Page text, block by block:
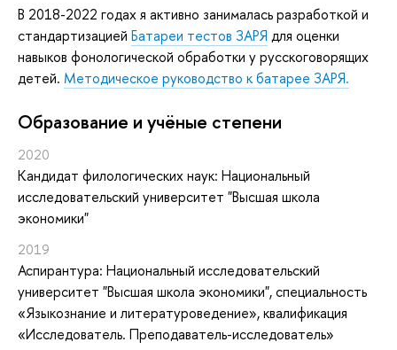
В 2018-2022 годах я активно занималась разработкой и
стандартизацией Батареи тестов ЗАРЯ для оценки
навыков фонологической обработки у русскоговорящих
детей. Методическое руководство к батарее ЗАРЯ.
Oбразование и учёные степени
2020
Кандидат филологических наук: Национальный
исследовательский университет "Высшая школа
экономики"
2019
Аспирантура: Национальный исследовательский
университет "Высшая школа экономики", специальность
«Языкознание и литературоведение», квалификация
«Исследователь. Преподаватель-исследователь»